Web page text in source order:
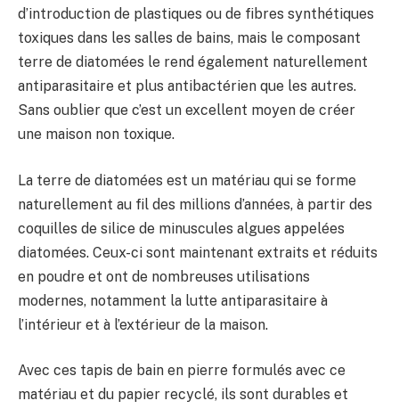
d’introduction de plastiques ou de fibres synthétiques
toxiques dans les salles de bains, mais le composant
terre de diatomées le rend également naturellement
antiparasitaire et plus antibactérien que les autres.
Sans oublier que c’est un excellent moyen de créer
une maison non toxique.
La terre de diatomées est un matériau qui se forme
naturellement au fil des millions d’années, à partir des
coquilles de silice de minuscules algues appelées
diatomées. Ceux-ci sont maintenant extraits et réduits
en poudre et ont de nombreuses utilisations
modernes, notamment la lutte antiparasitaire à
l’intérieur et à l’extérieur de la maison.
Avec ces tapis de bain en pierre formulés avec ce
matériau et du papier recyclé, ils sont durables et